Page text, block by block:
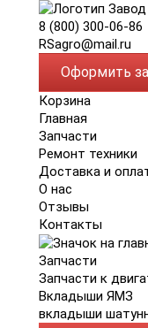
8 (800) 300-06-86
RSagro@mail.ru
Оформить
Корзина
Главная
Запчасти
Ремонт техники
Доставка и
О нас
Отзывы
Контакты
Запчасти
Запчасти к
Вкладыши ЯМЗ
вкладыши